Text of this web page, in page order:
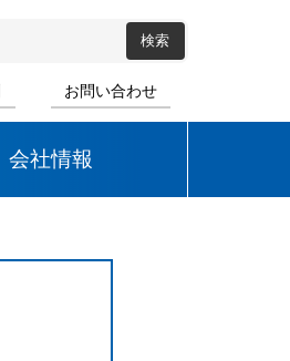
お問い合わせ
会社情報